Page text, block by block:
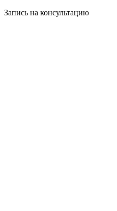
Запись на консультацию